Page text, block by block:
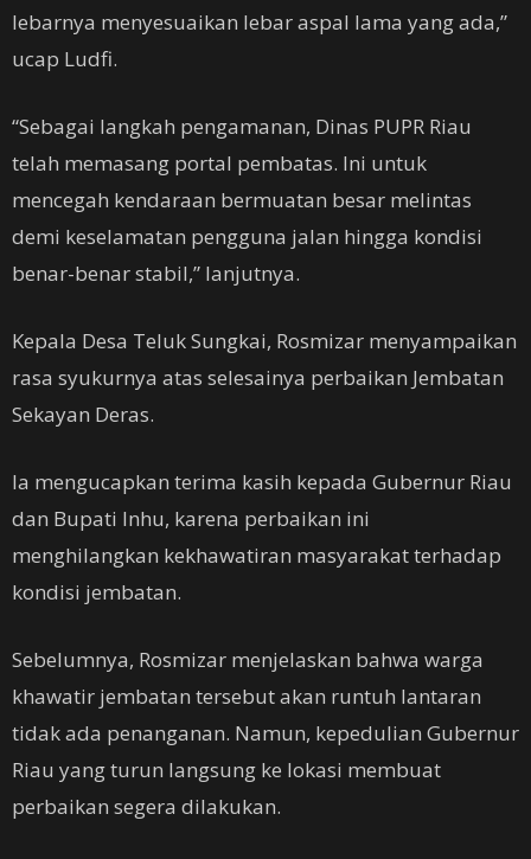
lebarnya menyesuaikan lebar aspal lama yang ada,”
ucap Ludfi.
“Sebagai langkah pengamanan, Dinas PUPR Riau
telah memasang portal pembatas. Ini untuk
mencegah kendaraan bermuatan besar melintas
demi keselamatan pengguna jalan hingga kondisi
benar-benar stabil,” lanjutnya.
Kepala Desa Teluk Sungkai, Rosmizar menyampaikan
rasa syukurnya atas selesainya perbaikan Jembatan
Sekayan Deras.
Ia mengucapkan terima kasih kepada Gubernur Riau
dan Bupati Inhu, karena perbaikan ini
menghilangkan kekhawatiran masyarakat terhadap
kondisi jembatan.
Sebelumnya, Rosmizar menjelaskan bahwa warga
khawatir jembatan tersebut akan runtuh lantaran
tidak ada penanganan. Namun, kepedulian Gubernur
Riau yang turun langsung ke lokasi membuat
perbaikan segera dilakukan.